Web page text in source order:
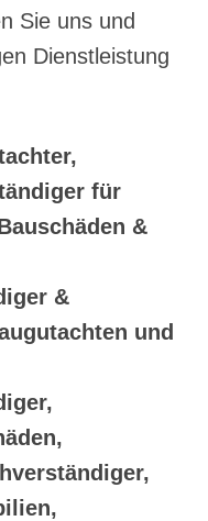
Sie uns und
Dienstleistung
für
&
&
und